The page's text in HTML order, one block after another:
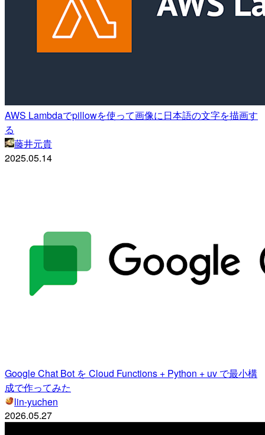
AWS Lambdaでpillowを使って画像に日本語の文字を描画す
る
藤井元貴
2025.05.14
Google Chat Bot を Cloud Functions + Python + uv で最小構
成で作ってみた
lin-yuchen
2026.05.27